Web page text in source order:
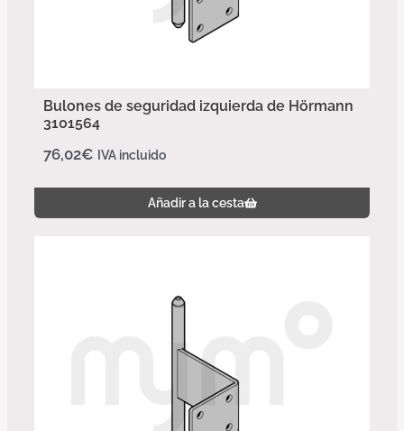
Bulones de seguridad izquierda de Hörmann
3101564
76,02€ IVA incluido
Añadir a la cesta